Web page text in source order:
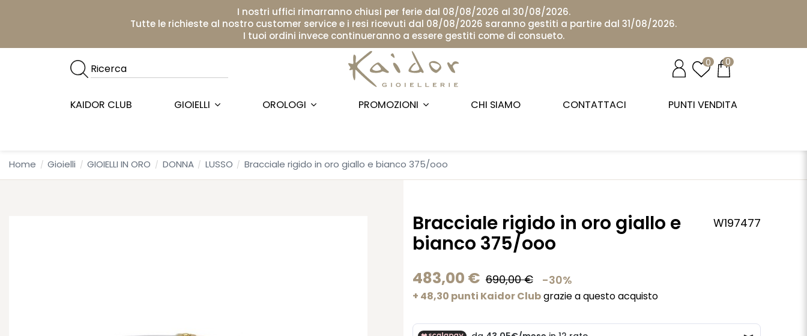
I nostri uffici rimarranno chiusi per ferie dal 08/08/2026 al 30/08/2026.
Tutte le richieste al nostro customer service e i resi ricevuti dal 08/08/2026 saranno gestiti a partire dal 31/08/2026.
I tuoi ordini invece continueranno a essere gestiti come di consueto.
0 0
KAIDOR CLUB GIOIELLI OROLOGI PROMOZIONI CHI SIAMO CONTATTACI PUNTI VENDITA
Home Gioielli GIOIELLI IN ORO DONNA LUSSO Bracciale rigido in oro giallo e bianco 375/ooo
Bracciale rigido in oro giallo e
bianco 375/ooo
W197477
483,00 € 690,00 € -30%
+ 48,30 punti Kaidor Clubgrazie a questo acquisto